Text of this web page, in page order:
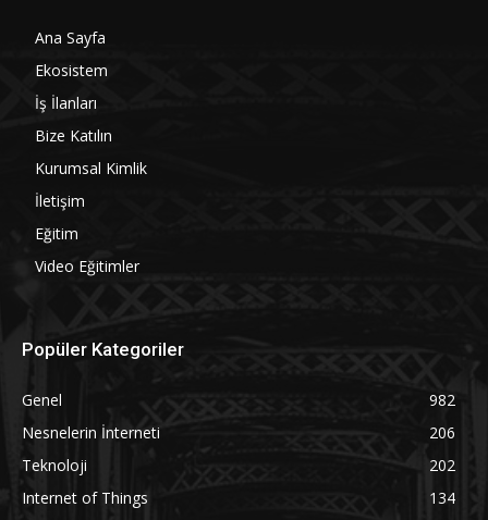
Ana Sayfa
Ekosistem
İş İlanları
Bize Katılın
Kurumsal Kimlik
İletişim
Eğitim
Video Eğitimler
Popüler Kategoriler
Genel
982
Nesnelerin İnterneti
206
Teknoloji
202
Internet of Things
134